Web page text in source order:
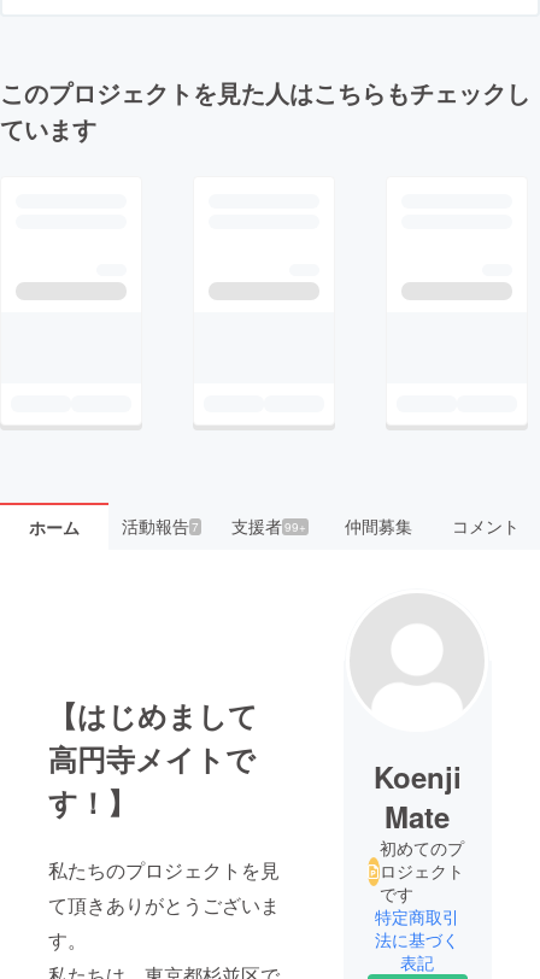
このプロジェクトを見た人はこちらもチェックし
ています
ホーム 活動報告7 支援者99+ 仲間募集 コメント
【はじめまして
高円寺メイトで
す！】
私たちのプロジェクトを見
て頂きありがとうございま
す。
Koenji
Mate
初めてのプ
ロジェクト
です
特定商取引
法に基づく
表記